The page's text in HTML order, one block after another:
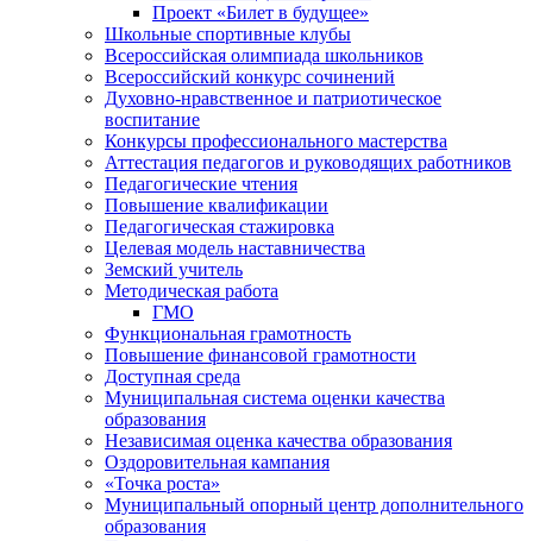
Проект «Билет в будущее»
Школьные спортивные клубы
Всероссийская олимпиада школьников
Всероссийский конкурс сочинений
Духовно-нравственное и патриотическое
воспитание
Конкурсы профессионального мастерства
Аттестация педагогов и руководящих работников
Педагогические чтения
Повышение квалификации
Педагогическая стажировка
Целевая модель наставничества
Земский учитель
Методическая работа
ГМО
Функциональная грамотность
Повышение финансовой грамотности
Доступная среда
Муниципальная система оценки качества
образования
Независимая оценка качества образования
Оздоровительная кампания
«Точка роста»
Муниципальный опорный центр дополнительного
образования